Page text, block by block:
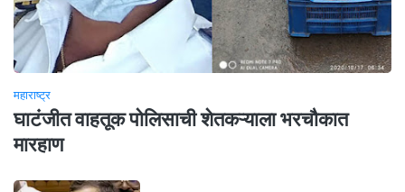
महाराष्ट्र
घाटंजीत वाहतूक पोलिसाची शेतकऱ्याला भरचौकात
मारहाण